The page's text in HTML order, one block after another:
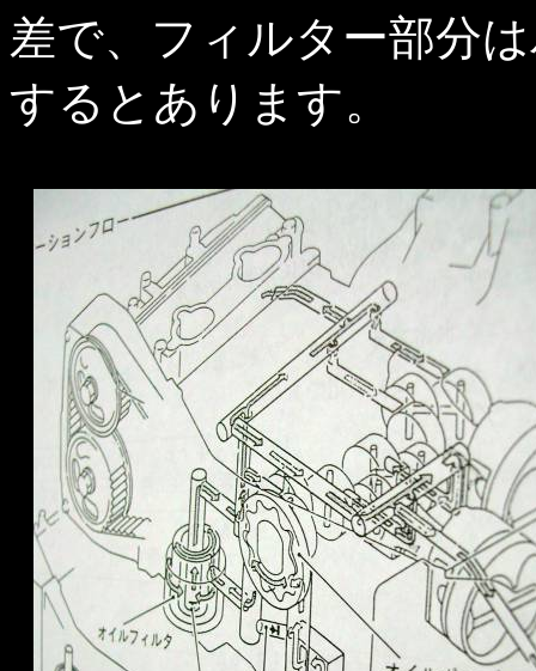
差で、フィルター部分
するとあります。